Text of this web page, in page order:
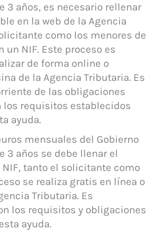
3 años, es necesario rellenar
en la web de la Agencia
como los menores de
un NIF. Este proceso es
de forma online o
de la Agencia Tributaria. Es
de las obligaciones
requisitos establecidos
ayuda.
mensuales del Gobierno
3 años se debe llenar el
NIF, tanto el solicitante como
se realiza gratis en línea o
Tributaria. Es
los requisitos y obligaciones
ayuda.